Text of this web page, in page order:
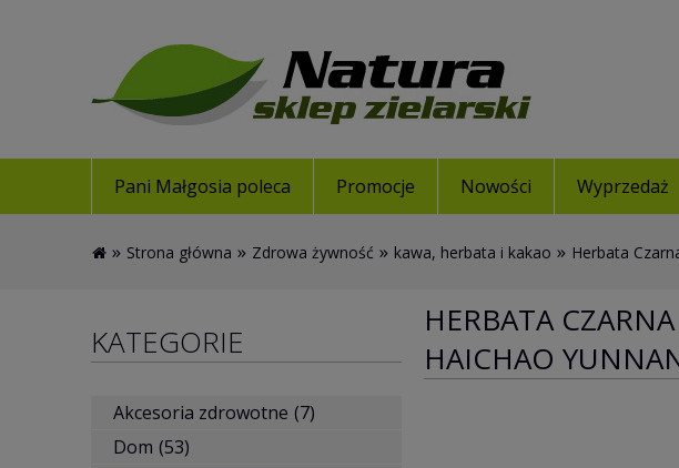
Pani Małgosia poleca Promocje Nowości Wyprzedaż
» Strona główna » Zdrowa żywność » kawa, herbata i kakao » Herbata
KATEGORIE
Akcesoria zdrowotne (7)
Dom (53)
HERBATA
HAICHAO